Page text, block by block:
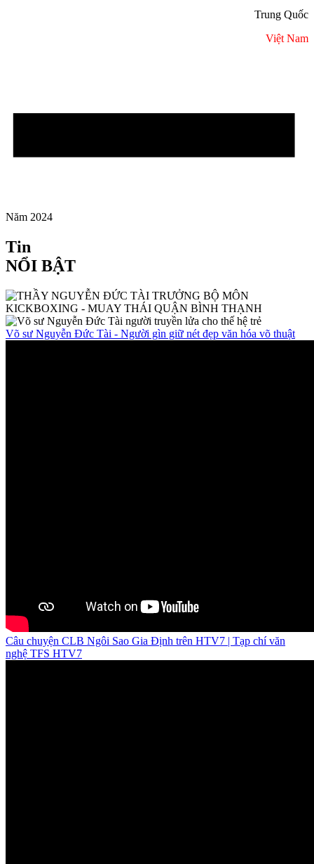
Trung Quốc
Việt Nam
Năm 2024
Tin
NỔI BẬT
Võ sư Nguyễn Đức Tài - Người gìn giữ nét đẹp văn hóa võ thuật
Câu chuyện CLB Ngôi Sao Gia Định trên HTV7 | Tạp chí văn
nghệ TFS HTV7